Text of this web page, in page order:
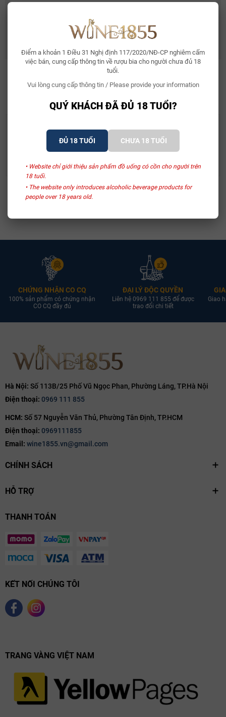
Điểm a khoản 1 Điều 31 Nghị định 117/2020/NĐ-CP nghiêm cấm
việc bán, cung cấp thông tin về rượu bia cho người chưa đủ 18
tuổi.
Vui lòng cung cấp thông tin / Please provide your information
QUÝ KHÁCH ĐÃ ĐỦ 18 TUỔI?
ĐỦ 18 TUỔI CHƯA 18 TUỔI
• Website chỉ giới thiệu sản phẩm đồ uống có cồn cho người trên
18 tuổi.
• The website only introduces alcoholic beverage products for
people over 18 years old.
Rượu Vang Ý Terre Di Mario 17%
490.000₫ 632.500₫
SẢN PHẨM LIÊN QUAN
Whisky Glenallachie
2015 The Sinteis Series
2.150.000₫
Whisky GlenAllachie 17
Years Old
6.950.000₫
CHỨNG NHẬN CO CQ
100% sản phẩm có chứng nhận
CO CQ đầy đủ
ĐẠI LÝ ĐỘC QUYỀN
Liên hệ 0969 111 855 để được
trao đổi chi tiết
Giao
Hà Nội: Số 113B/25 Phố Vũ Ngọc Phan, Phường Láng, TP.Hà Nội
Điện thoại: 0969 111 855
HCM: Số 57 Nguyễn Văn Thủ, Phường Tân Định, TP.HCM
Điện thoại: 0969111855
Email: wine1855.vn@gmail.com
CHÍNH SÁCH
HỖ TRỢ
THANH TOÁN
KẾT NỐI CHÚNG TÔI
TRANG VÀNG VIỆT NAM